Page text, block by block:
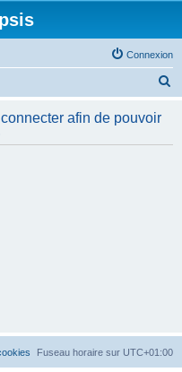
Connexion
h
afin de pouvoir
Fuseau horaire sur UTC+01:00